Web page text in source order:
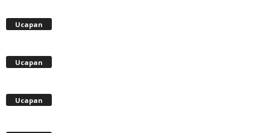
Ucapan
Ucapan
Ucapan